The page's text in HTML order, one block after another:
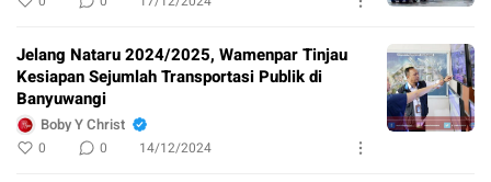
Jelang Nataru 2024/2025, Wamenpar Tinjau
Kesiapan Sejumlah Transportasi Publik di
Banyuwangi
Boby Y Christ
0 0 14/12/2024